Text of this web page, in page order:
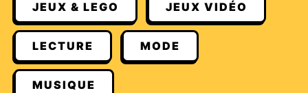
JEUX & LEGO JEUX VIDÉO
LECTURE MODE
MUSIQUE